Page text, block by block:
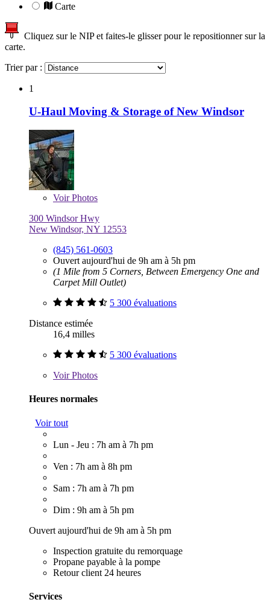
Carte
Cliquez sur le NIP et faites-le glisser pour le repositionner sur la
carte.
Trier par :
1
U-Haul Moving & Storage of New Windsor
VoirPhotos
300 Windsor Hwy
New Windsor, NY 12553
(845) 561-0603
Ouvert aujourd'hui de 9h am à 5h pm
(1 Mile from 5 Corners, Between Emergency One and
Carpet Mill Outlet)
5 300 évaluations
Distance estimée
16,4 milles
5 300 évaluations
VoirPhotos
Heures normales
Voir tout
Lun - Jeu : 7h am à 7h pm
Ven : 7h am à 8h pm
Sam : 7h am à 7h pm
Dim : 9h am à 5h pm
Ouvert aujourd'hui de 9h am à 5h pm
Inspection gratuite du remorquage
Propane payable à la pompe
Retour client 24 heures
Services